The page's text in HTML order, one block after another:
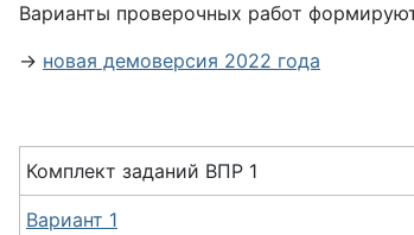
Варианты проверочных работ
→ новая демоверсия 2022 года
Комплект заданий ВПР 1
Вариант 1